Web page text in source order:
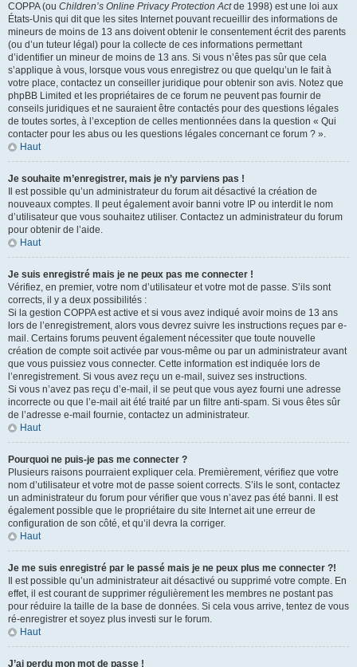
COPPA (ou Children’s Online Privacy Protection Actde 1998) est une loi aux
États-Unis qui dit que les sites Internet pouvant recueillir des informations de
mineurs de moins de 13 ans doivent obtenir le consentement écrit des parents
(ou d’un tuteur légal) pour la collecte de ces informations permettant
d’identifier un mineur de moins de 13 ans. Si vous n’êtes pas sûr que cela
s’applique à vous, lorsque vous vous enregistrez ou que quelqu’un le fait à
votre place, contactez un conseiller juridique pour obtenir son avis. Notez que
phpBB Limited et les propriétaires de ce forum ne peuvent pas fournir de
conseils juridiques et ne sauraient être contactés pour des questions légales
de toutes sortes, à l’exception de celles mentionnées dans la question « Qui
contacter pour les abus ou les questions légales concernant ce forum ? ».
Haut
Je souhaite m’enregistrer, mais je n’y parviens pas !
Il est possible qu’un administrateur du forum ait désactivé la création de
nouveaux comptes. Il peut également avoir banni votre IP ou interdit le nom
d’utilisateur que vous souhaitez utiliser. Contactez un administrateur du forum
pour obtenir de l’aide.
Haut
Je suis enregistré mais je ne peux pas me connecter !
Vérifiez, en premier, votre nom d’utilisateur et votre mot de passe. S’ils sont
corrects, il y a deux possibilités :
Si la gestion COPPA est active et si vous avez indiqué avoir moins de 13 ans
lors de l’enregistrement, alors vous devrez suivre les instructions reçues par e-
mail. Certains forums peuvent également nécessiter que toute nouvelle
création de compte soit activée par vous-même ou par un administrateur avant
que vous puissiez vous connecter. Cette information est indiquée lors de
l’enregistrement. Si vous avez reçu un e-mail, suivez ses instructions.
Si vous n’avez pas reçu d’e-mail, il se peut que vous ayez fourni une adresse
incorrecte ou que l’e-mail ait été traité par un filtre anti-spam. Si vous êtes sûr
de l’adresse e-mail fournie, contactez un administrateur.
Haut
Pourquoi ne puis-je pas me connecter ?
Plusieurs raisons pourraient expliquer cela. Premièrement, vérifiez que votre
nom d’utilisateur et votre mot de passe soient corrects. S’ils le sont, contactez
un administrateur du forum pour vérifier que vous n’avez pas été banni. Il est
également possible que le propriétaire du site Internet ait une erreur de
configuration de son côté, et qu’il devra la corriger.
Haut
Je me suis enregistré par le passé mais je ne peux plus me connecter ?!
Il est possible qu’un administrateur ait désactivé ou supprimé votre compte. En
effet, il est courant de supprimer régulièrement les membres ne postant pas
pour réduire la taille de la base de données. Si cela vous arrive, tentez de vous
ré-enregistrer et soyez plus investi sur le forum.
Haut
J’ai perdu mon mot de passe !